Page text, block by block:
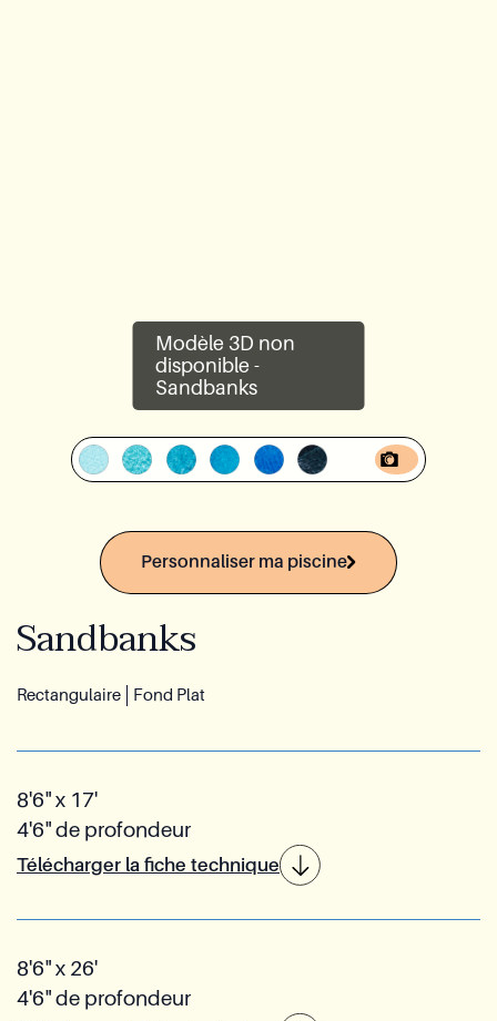
Fondation Cure
Devenir partenaire
Contact
Groupe Reia
Sandbanks
Rectangulaire Fond Plat
8'6" x 17'
4'6" de profondeur
Télécharger la fiche technique
8'6" x 26'
4'6" de profondeur
Modèle 3D non
disponible -
Sandbanks
Personnaliser ma piscine